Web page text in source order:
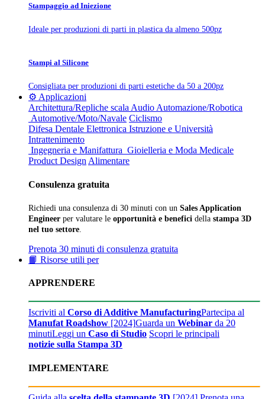
Stampaggio ad Iniezione
Ideale per produzioni di parti in plastica da almeno 500pz
Stampi al Silicone
Consigliata per produzioni di parti estetiche da 50 a 200pz
⚙️ Applicazioni
Architettura/Repliche scala Audio Automazione/Robotica
Automotive/Moto/Navale Ciclismo
Difesa Dentale Elettronica Istruzione e Università
Intrattenimento
Ingegneria e Manifattura Gioielleria e Moda Medicale
Product Design Alimentare
Consulenza gratuita
Richiedi una consulenza di 30 minuti con un Sales Application
Engineer per valutare le opportunità e benefici della stampa 3D
nel tuo settore
Prenota 30 minuti di consulenza gratuita
📙 Risorse utili per
APPRENDERE
Iscriviti al Corso di Additive ManufacturingPartecipa al
Manufat Roadshow [2024]Guarda un Webinar da 20
minutiLeggi un Caso di Studio Scopri le principali
notizie sulla Stampa 3D
IMPLEMENTARE